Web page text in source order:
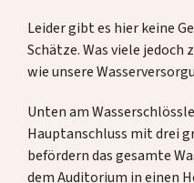
Leider gibt es hier keine
Schätze. Was viele
wie unsere
Unten am
Hauptanschluss mit drei
befördern das gesamte
dem Auditorium in einen